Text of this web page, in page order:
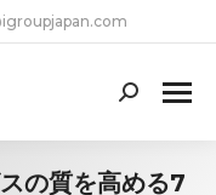
Search:
の質を高める7